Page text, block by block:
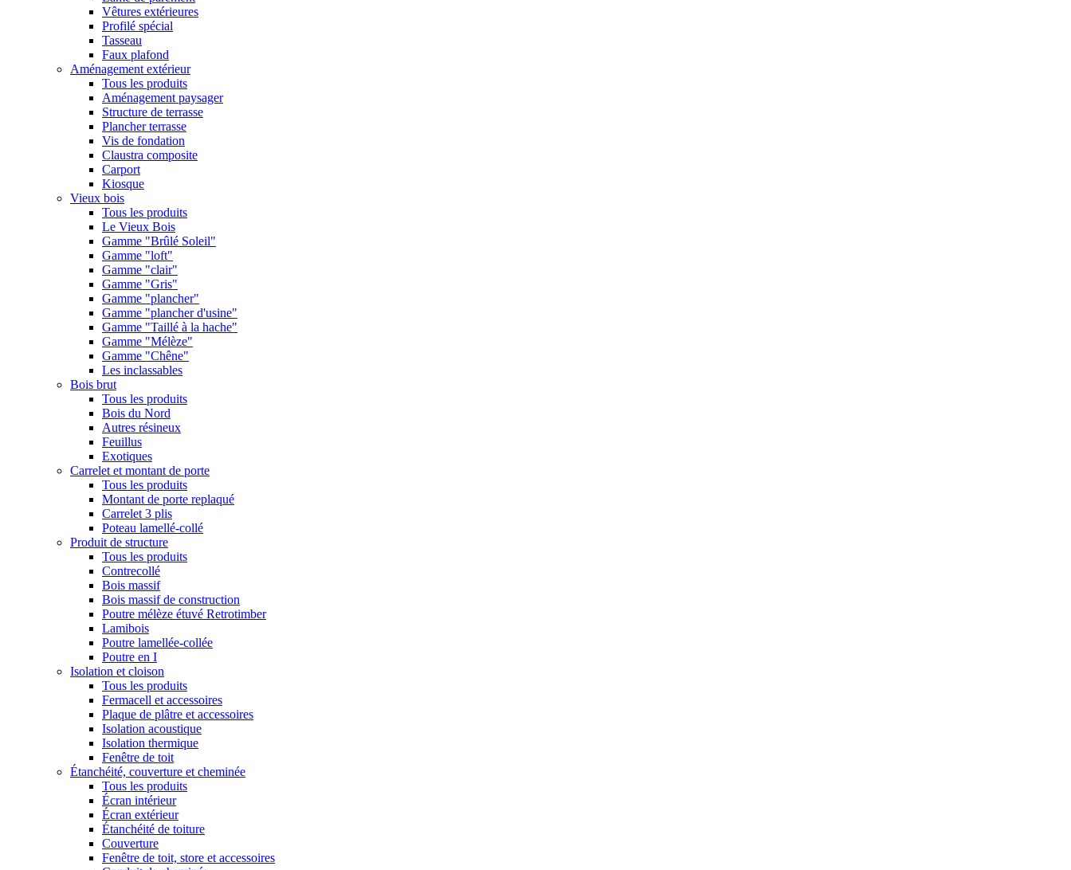
Vêtures extérieures
Profilé spécial
Tasseau
Faux plafond
Aménagement extérieur
Tous les produits
Aménagement paysager
Structure de terrasse
Plancher terrasse
Vis de fondation
Claustra composite
Carport
Kiosque
Vieux bois
Tous les produits
Le Vieux Bois
Gamme "Brûlé Soleil"
Gamme "loft"
Gamme "clair"
Gamme "Gris"
Gamme "plancher"
Gamme "plancher d'usine"
Gamme "Taillé à la hache"
Gamme "Mélèze"
Gamme "Chêne"
Les inclassables
Bois brut
Tous les produits
Bois du Nord
Autres résineux
Feuillus
Exotiques
Carrelet et montant de porte
Tous les produits
Montant de porte replaqué
Carrelet 3 plis
Poteau lamellé-collé
Produit de structure
Tous les produits
Contrecollé
Bois massif
Bois massif de construction
Poutre mélèze étuvé Retrotimber
Lamibois
Poutre lamellée-collée
Poutre en I
Isolation et cloison
Tous les produits
Fermacell et accessoires
Plaque de plâtre et accessoires
Isolation acoustique
Isolation thermique
Fenêtre de toit
Étanchéité, couverture et cheminée
Tous les produits
Écran intérieur
Écran extérieur
Étanchéité de toiture
Couverture
Fenêtre de toit, store et accessoires